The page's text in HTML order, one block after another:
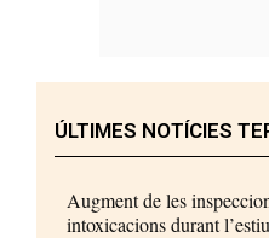
ÚLTIMES NOTÍCIES
Augment de les
intoxicacions durant l’estiu